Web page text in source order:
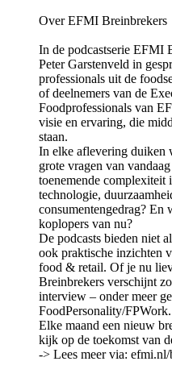
Over EFMI Breinbrekers
In de podcastserie EFMI
Peter Garstenveld in
professionals uit de
of deelnemers van de
Foodprofessionals⁠⁠⁠⁠⁠ van
visie en ervaring, die
staan.
In elke aflevering duiken
grote vragen van
toenemende complexiteit
technologie,
consumentengedrag? En
koplopers van nu?
De podcasts bieden niet
ook praktische inzichten
food & retail. Of je nu
Breinbrekers verschijnt
interview – onder meer
FoodPersonality/FPWork.
Elke maand een nieuw
kijk op de toekomst van
-> Lees meer via: